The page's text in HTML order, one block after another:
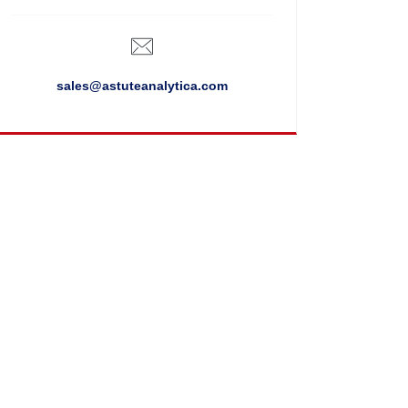
sales@astuteanalytica.com